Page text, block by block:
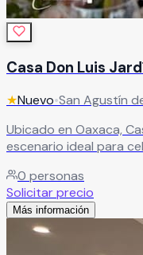
Casa Don Luis
★Nuevo•San Agustín
Ubicado en Oaxaca,
escenario ideal para
especiales, este
naturaleza con
único. Cada detalle está cuidadosamente pensado para
brindarte una
celebración algo
0 personas
Solicitar precio
Más información